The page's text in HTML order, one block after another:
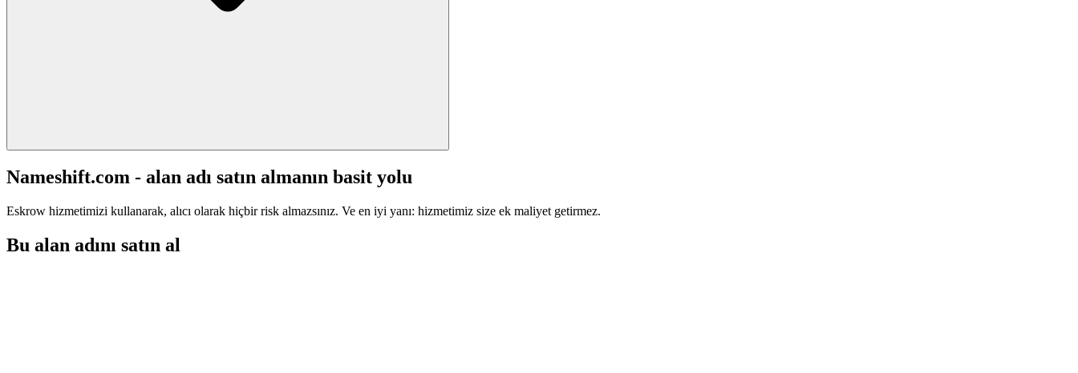
Nameshift.com - alan adı satın almanın basit yolu
Eskrow hizmetimizi kullanarak, alıcı olarak hiçbir risk almazsınız. Ve en iyi yanı: hizmetimiz size ek maliyet getirmez.
Bu alan adını satın al